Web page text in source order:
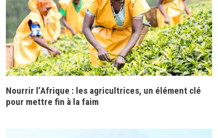
Nourrir l’Afrique : les agricultrices, un élément clé
pour mettre fin à la faim